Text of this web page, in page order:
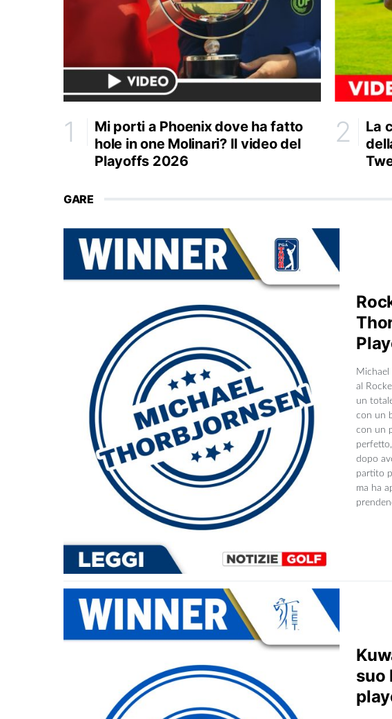
Mi porti a Phoenix dove ha fatto
hole in one Molinari? Il video del
Playoffs 2026
La
GARE
al
un
con un
con un
dopo
partito
ma ha
suo